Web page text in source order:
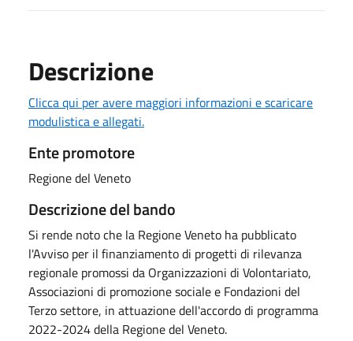
Descrizione
Clicca qui per avere maggiori informazioni e scaricare
modulistica e allegati.
Ente promotore
Regione del Veneto
Descrizione del bando
Si rende noto che la Regione Veneto ha pubblicato
l'Avviso per il finanziamento di progetti di rilevanza
regionale promossi da Organizzazioni di Volontariato,
Associazioni di promozione sociale e Fondazioni del
Terzo settore, in attuazione dell'accordo di programma
2022-2024 della Regione del Veneto.